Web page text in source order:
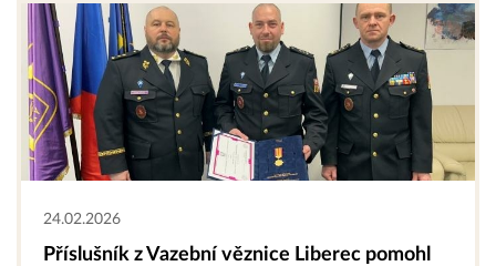
24.02.2026
Příslušník z Vazební věznice Liberec pomohl